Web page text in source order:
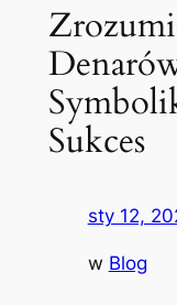
Sukces
sty 12,
w Blog